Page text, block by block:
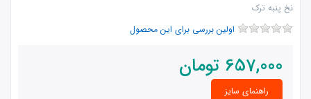
نخ پنبه ترک
اولین بررسی برای این محصول
657,000 تومان
راهنمای سایز